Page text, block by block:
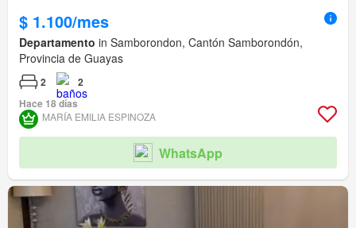
$ 1.100/mes
Departamento in Samborondon, Cantón Samborondón,
Provincia de Guayas
2
2
Hace 18 días
MARÍA EMILIA ESPINOZA
WhatsApp